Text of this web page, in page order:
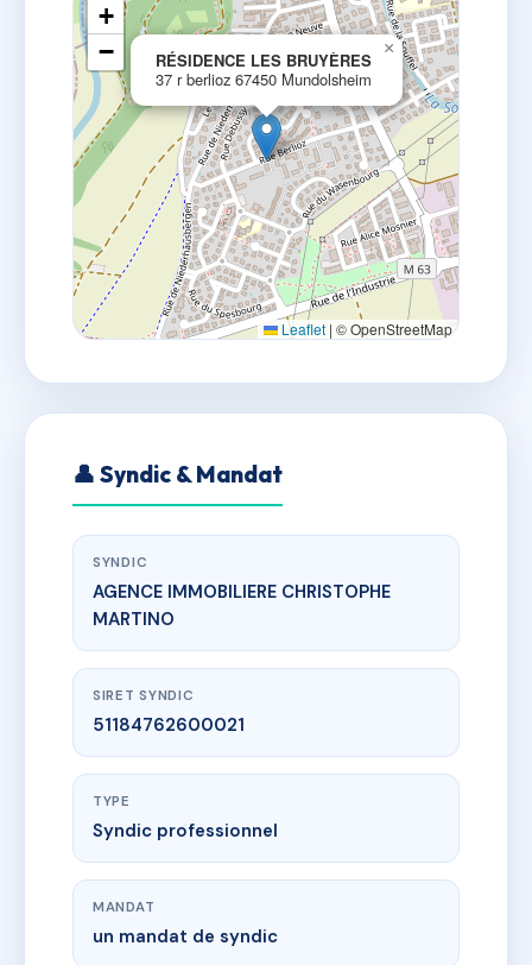
RÉSIDENCE LES BRUYÈRES
37 r berlioz 67450 Mundolsheim
×
+
−
Leaflet | © OpenStreetMap
👤 Syndic & Mandat
SYNDIC
AGENCE IMMOBILIERE CHRISTOPHE
MARTINO
SIRET SYNDIC
51184762600021
TYPE
Syndic professionnel
MANDAT
un mandat de syndic